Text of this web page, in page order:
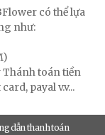
có thể lựa
như:
Thánh toán tiền
payal v.v...
dẫn thanh toán